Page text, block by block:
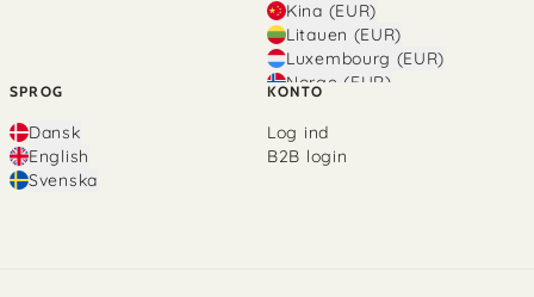
Kina (EUR)
Litauen (EUR)
Luxembourg (EUR)
Norge (EUR)
Portugal (EUR)
Rumænien (EUR)
SPROG
Dansk
English
Svenska
KONTO
Log ind
B2B login